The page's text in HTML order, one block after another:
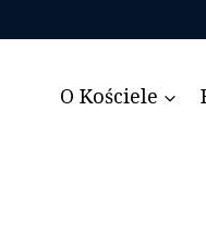
O Kościele